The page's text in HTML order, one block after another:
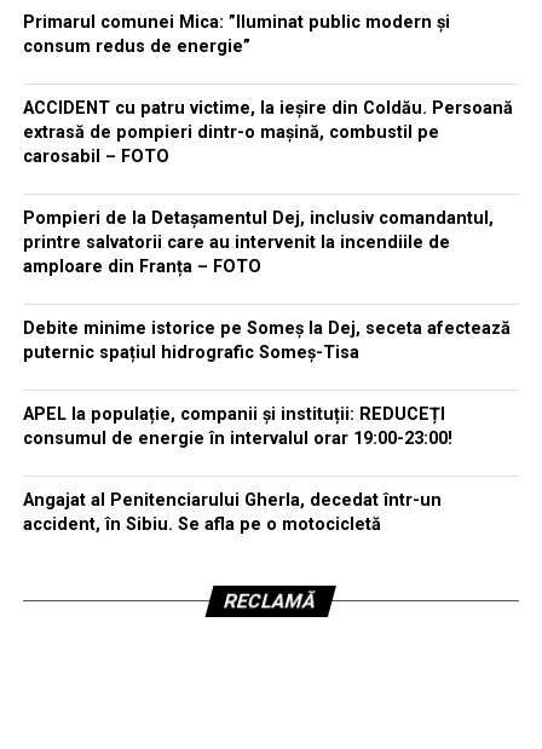
Primarul comunei Mica: ”Iluminat public modern și
consum redus de energie”
ACCIDENT cu patru victime, la ieșire din Coldău. Persoană
extrasă de pompieri dintr-o mașină, combustil pe
carosabil – FOTO
Pompieri de la Detașamentul Dej, inclusiv comandantul,
printre salvatorii care au intervenit la incendiile de
amploare din Franța – FOTO
Debite minime istorice pe Someș la Dej, seceta afectează
puternic spațiul hidrografic Someș-Tisa
APEL la populație, companii și instituții: REDUCEȚI
consumul de energie în intervalul orar 19:00-23:00!
Angajat al Penitenciarului Gherla, decedat într-un
accident, în Sibiu. Se afla pe o motocicletă
RECLAMĂ